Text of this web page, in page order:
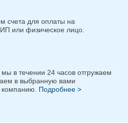
счета для оплаты на
или физическое лицо.
в течении 24 часов отгружаем
в выбранную вами
Подробнее >